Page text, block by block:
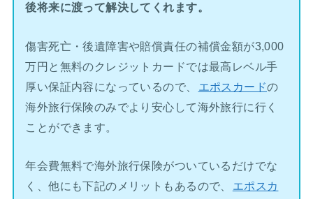
後将来に渡って解決してくれます。
傷害死亡・後遺障害や賠償責任の補償金額が3,000
万円と無料のクレジットカードでは最高レベル手
厚い保証内容になっているので、
エポスカードの
海外旅行保険のみでより安心して海外旅行に行く
ことができます。
年会費無料で海外旅行保険がついているだけでな
く、他にも下記のメリットもあるので、
エポスカ